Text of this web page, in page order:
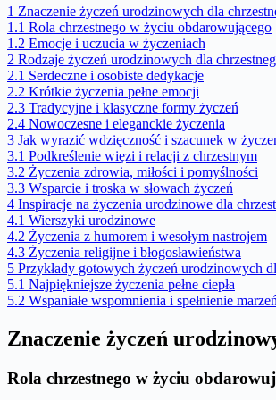
1 Znaczenie życzeń urodzinowych dla
1.1 Rola chrzestnego w życiu obdarowującego
1.2 Emocje i uczucia w życzeniach
2 Rodzaje życzeń urodzinowych dla
2.1 Serdeczne i osobiste dedykacje
2.2 Krótkie życzenia pełne emocji
2.3 Tradycyjne i klasyczne formy życzeń
2.4 Nowoczesne i eleganckie życzenia
3 Jak wyrazić wdzięczność i szacunek w
3.1 Podkreślenie więzi i relacji z chrzestnym
3.2 Życzenia zdrowia, miłości i pomyślności
3.3 Wsparcie i troska w słowach życzeń
4 Inspiracje na życzenia urodzinowe dla
4.1 Wierszyki urodzinowe
4.2 Życzenia z humorem i wesołym nastrojem
4.3 Życzenia religijne i błogosławieństwa
5 Przykłady gotowych życzeń urodzinowych
5.1 Najpiękniejsze życzenia pełne ciepła
5.2 Wspaniałe wspomnienia i spełnienie marzeń
Znaczenie życzeń
Rola chrzestnego w życiu